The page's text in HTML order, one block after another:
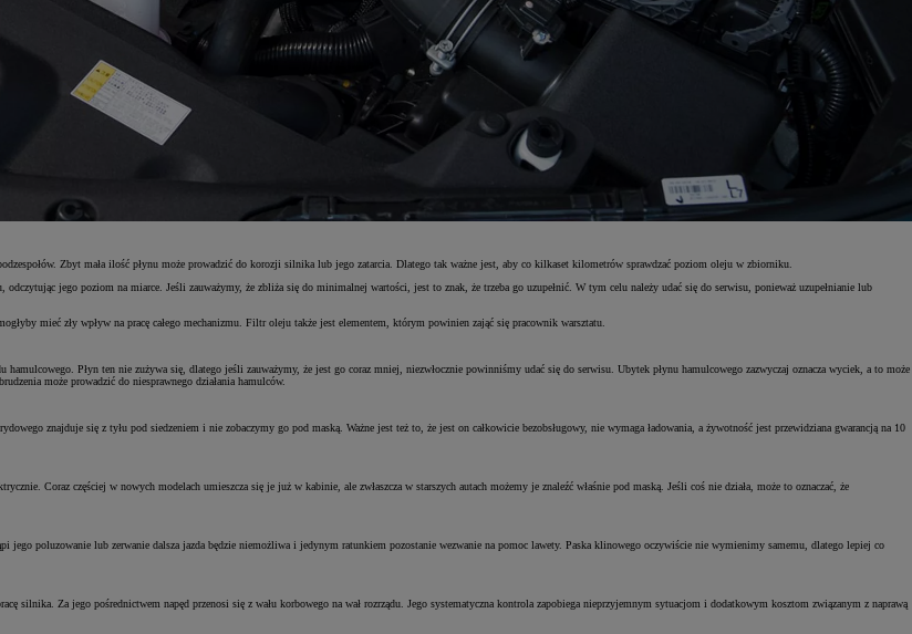
Zbyt mała ilość płynu może prowadzić do korozji silnika lub jego zatarcia. Dlatego tak ważne jest, aby co kilkaset kilometrów sprawdzać poziom oleju w zbiorniku.
jego poziom na miarce. Jeśli zauważymy, że zbliża się do minimalnej wartości, jest to znak, że trzeba go uzupełnić. W tym celu należy udać się do serwisu, ponieważ uzupełnianie lub
mieć zły wpływ na pracę całego mechanizmu. Filtr oleju także jest elementem, którym powinien zająć się pracownik warsztatu.
Płyn ten nie zużywa się, dlatego jeśli zauważymy, że jest go coraz mniej, niezwłocznie powinniśmy udać się do serwisu. Ubytek płynu hamulcowego zazwyczaj oznacza wyciek, a to może
może prowadzić do niesprawnego działania hamulców.
znajduje się z tyłu pod siedzeniem i nie zobaczymy go pod maską. Ważne jest też to, że jest on całkowicie bezobsługowy, nie wymaga ładowania, a żywotność jest przewidziana gwarancją na 10
Coraz częściej w nowych modelach umieszcza się je już w kabinie, ale zwłaszcza w starszych autach możemy je znaleźć właśnie pod maską. Jeśli coś nie działa, może to oznaczać, że
jego poluzowanie lub zerwanie dalsza jazda będzie niemożliwa i jedynym ratunkiem pozostanie wezwanie na pomoc lawety. Paska klinowego oczywiście nie wymienimy samemu, dlatego lepiej co
silnika. Za jego pośrednictwem napęd przenosi się z wału korbowego na wał rozrządu. Jego systematyczna kontrola zapobiega nieprzyjemnym sytuacjom i dodatkowym kosztom związanym z naprawą